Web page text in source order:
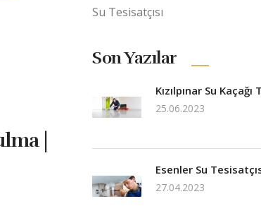
|
Su Tesisatçısı
Son Yazılar
Kızılpınar Su
25.06.2023
Esenler Su
27.04.2023